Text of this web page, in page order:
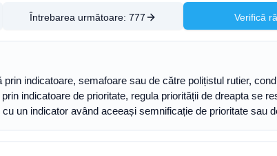
Întrebarea următoare: 777 Verifică
indicatoare, semafoare sau de către polițistul rutier,
indicatoare de prioritate, regula priorității de dreapta
un indicator având aceeași semnificație de prioritate sau